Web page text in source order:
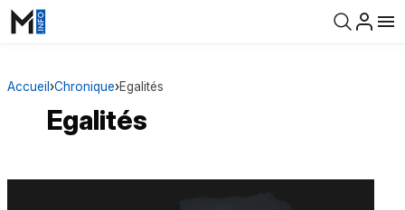
Accueil ›Chronique›Egalités
Egalités